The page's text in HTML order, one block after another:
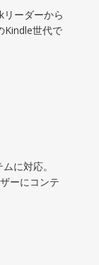
ーダーから
Kindle世代で
に対応。
ーにコンテ